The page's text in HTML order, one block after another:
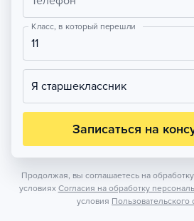
Класс, в который перешли
11
Я старшеклассник
Записаться на
Продолжая, вы соглашаетесь на
условиях Согласия на обработку
условия Пользовательского